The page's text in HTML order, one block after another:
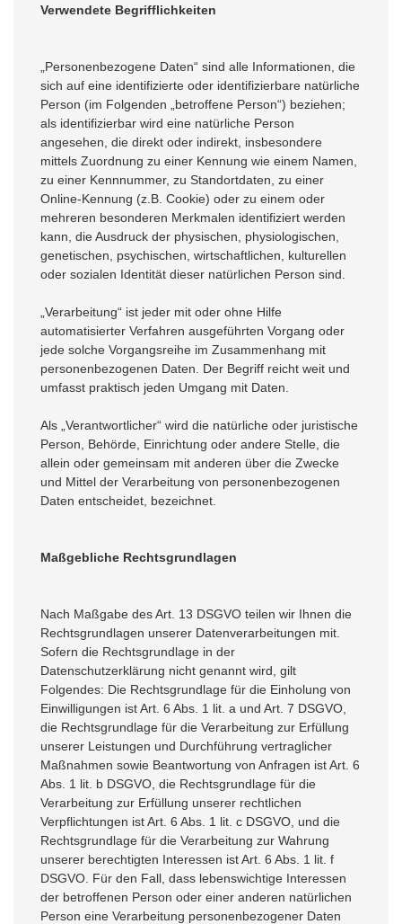
Verwendete Begrifflichkeiten
„Personenbezogene Daten“ sind alle Informationen, die
sich auf eine identifizierte oder identifizierbare natürliche
Person (im Folgenden „betroffene Person“) beziehen;
als identifizierbar wird eine natürliche Person
angesehen, die direkt oder indirekt, insbesondere
mittels Zuordnung zu einer Kennung wie einem Namen,
zu einer Kennnummer, zu Standortdaten, zu einer
Online-Kennung (z.B. Cookie) oder zu einem oder
mehreren besonderen Merkmalen identifiziert werden
kann, die Ausdruck der physischen, physiologischen,
genetischen, psychischen, wirtschaftlichen, kulturellen
oder sozialen Identität dieser natürlichen Person sind.
„Verarbeitung“ ist jeder mit oder ohne Hilfe
automatisierter Verfahren ausgeführten Vorgang oder
jede solche Vorgangsreihe im Zusammenhang mit
personenbezogenen Daten. Der Begriff reicht weit und
umfasst praktisch jeden Umgang mit Daten.
Als „Verantwortlicher“ wird die natürliche oder juristische
Person, Behörde, Einrichtung oder andere Stelle, die
allein oder gemeinsam mit anderen über die Zwecke
und Mittel der Verarbeitung von personenbezogenen
Daten entscheidet, bezeichnet.
Maßgebliche Rechtsgrundlagen
Nach Maßgabe des Art. 13 DSGVO teilen wir Ihnen die
Rechtsgrundlagen unserer Datenverarbeitungen mit.
Sofern die Rechtsgrundlage in der
Datenschutzerklärung nicht genannt wird, gilt
Folgendes: Die Rechtsgrundlage für die Einholung von
Einwilligungen ist Art. 6 Abs. 1 lit. a und Art. 7 DSGVO,
die Rechtsgrundlage für die Verarbeitung zur Erfüllung
unserer Leistungen und Durchführung vertraglicher
Maßnahmen sowie Beantwortung von Anfragen ist Art. 6
Abs. 1 lit. b DSGVO, die Rechtsgrundlage für die
Verarbeitung zur Erfüllung unserer rechtlichen
Verpflichtungen ist Art. 6 Abs. 1 lit. c DSGVO, und die
Rechtsgrundlage für die Verarbeitung zur Wahrung
unserer berechtigten Interessen ist Art. 6 Abs. 1 lit. f
DSGVO. Für den Fall, dass lebenswichtige Interessen
der betroffenen Person oder einer anderen natürlichen
Person eine Verarbeitung personenbezogener Daten